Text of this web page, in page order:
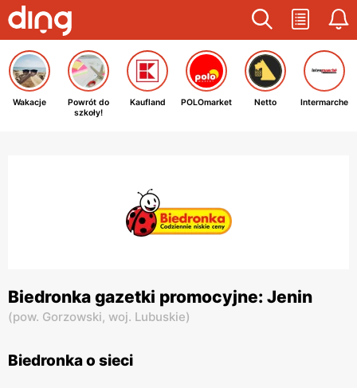
Wakacje
Powrót do
szkoły!
Kaufland POLOmarket Netto Intermarche
Biedronka gazetki promocyjne: Jenin
(pow. Gorzowski, woj. Lubuskie)
Biedronka o sieci